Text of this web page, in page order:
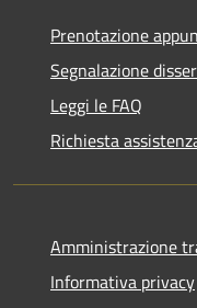
Prenotazione
Segnalazione
Leggi le FAQ
Richiesta
Amministrazione
Informativa privacy